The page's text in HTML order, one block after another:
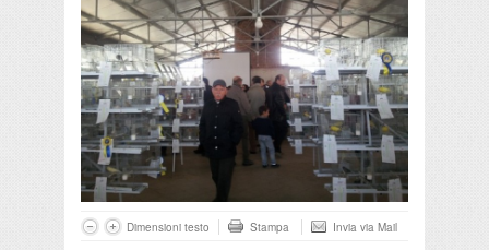
Dimensioni testo Stampa Invia via Mail